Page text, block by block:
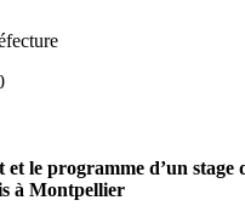
et le programme d’un stage
à Montpellier